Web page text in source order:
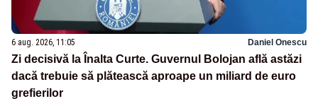
6 aug. 2026, 11:05 Daniel Onescu
Zi decisivă la Înalta Curte. Guvernul Bolojan află astăzi
dacă trebuie să plătească aproape un miliard de euro
grefierilor